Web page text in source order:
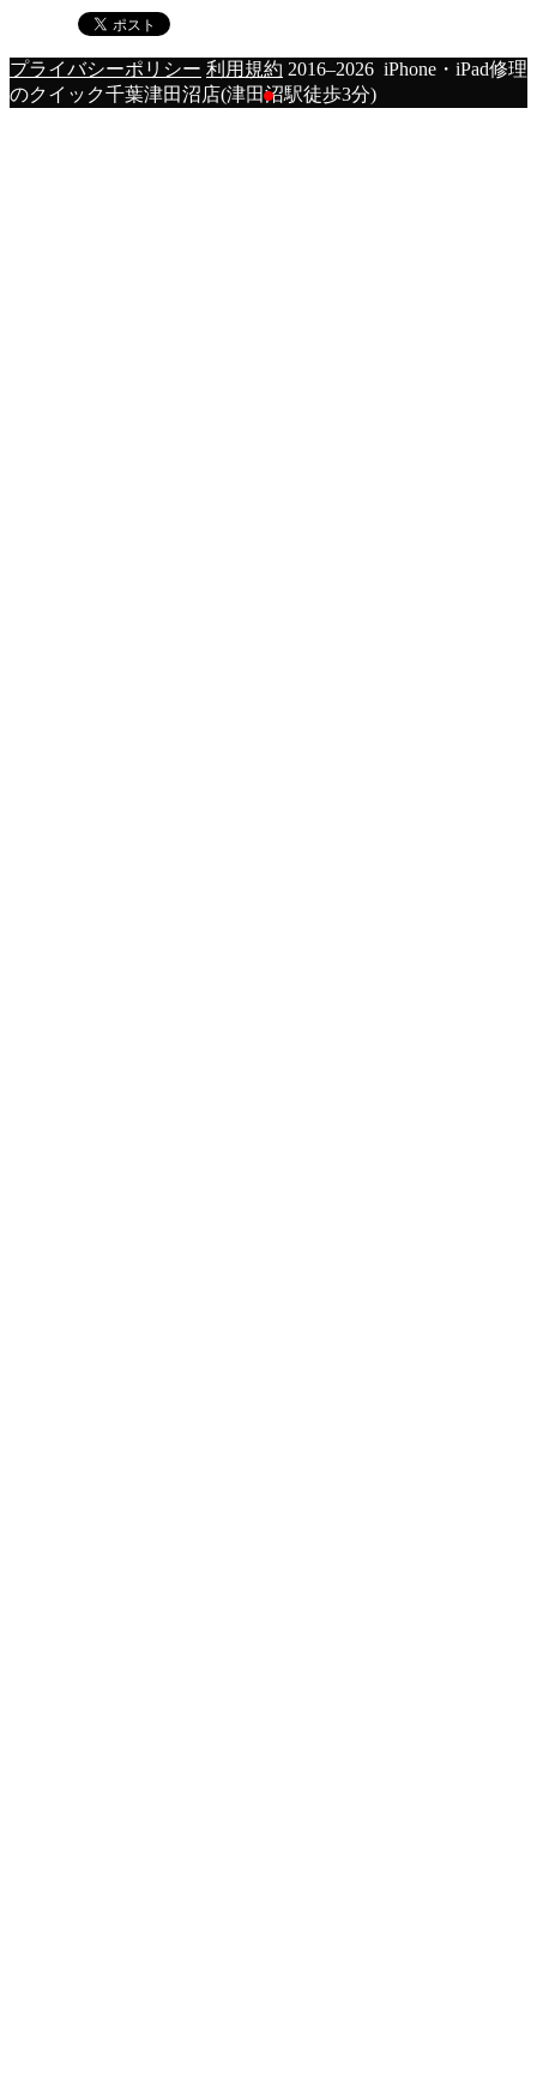
プライバシーポリシー 利用規約 2016–2026 iPhone・iPad修理
のクイック千葉津田沼店(津田沼駅徒歩3分)